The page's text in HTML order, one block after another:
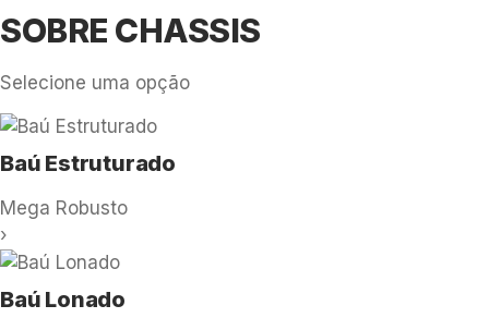
SOBRE CHASSIS
Selecione uma opção
Baú Estruturado
Mega Robusto
›
Baú Lonado